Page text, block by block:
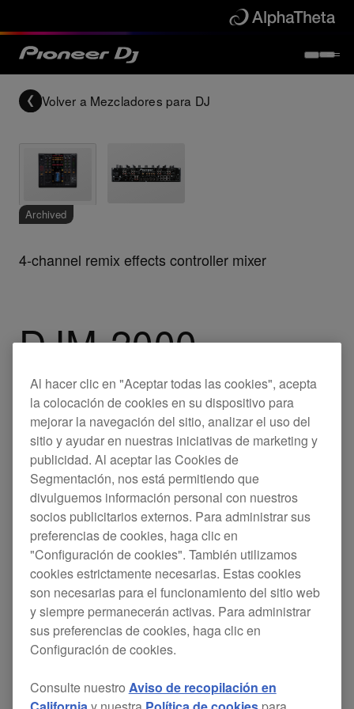
Volver a Mezcladores para DJ
Archived
4-channel remix effects controller mixer
DJM-2000
If you’re looking for a mixer that matches our new
industry-standardCDJ-2000digital decks in
power and performance, look no further.
Developed with the help of a number of
international DJs, this innovative mixer aims for
relevance in both functionality and operation
to give youtotal creative freedom .
Designed with an integrated system approach to
simplify the ever-expanding DJ booth, the DJM-
2000 hasthe effects technology of the
1000built in. The 6 individual effects processors
allow you to create your own unique sounds in
conjunction with a stunningindustry-first multi-
Al hacer clic en "Aceptar todas las cookies", acepta
la colocación de cookies en su dispositivo para
mejorar la navegación del sitio, analizar el uso del
sitio y ayudar en nuestras iniciativas de marketing y
publicidad. Al aceptar las Cookies de
Segmentación, nos está permitiendo que
divulguemos información personal con nuestros
socios publicitarios externos. Para administrar sus
preferencias de cookies, haga clic en
"Configuración de cookies". También utilizamos
cookies estrictamente necesarias. Estas cookies
son necesarias para el funcionamiento del sitio web
y siempre permanecerán activas. Para administrar
sus preferencias de cookies, haga clic en
Configuración de cookies.
Consulte nuestro Aviso de recopilación en